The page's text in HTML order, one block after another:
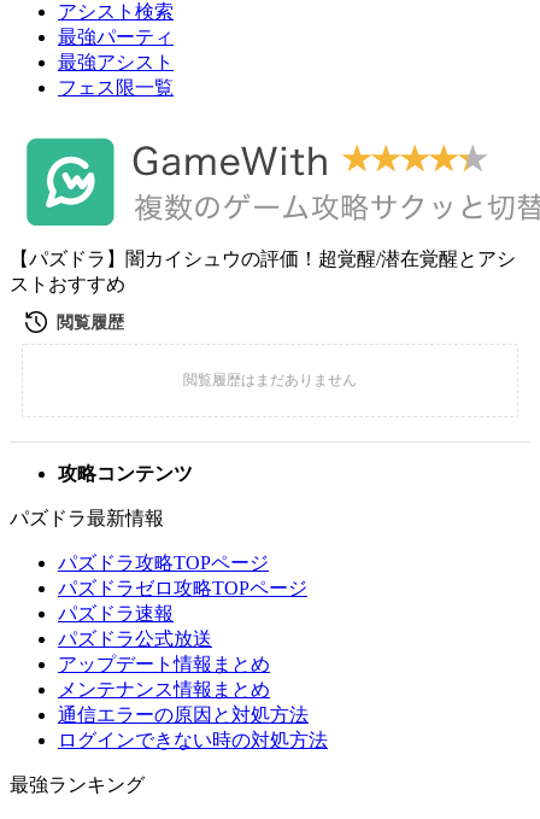
アシスト検索
最強パーティ
最強アシスト
フェス限一覧
【パズドラ】闇カイシュウの評価！超覚醒/潜在覚醒とアシ
ストおすすめ
攻略コンテンツ
パズドラ最新情報
パズドラ攻略TOPページ
パズドラゼロ攻略TOPページ
パズドラ速報
パズドラ公式放送
アップデート情報まとめ
メンテナンス情報まとめ
通信エラーの原因と対処方法
ログインできない時の対処方法
最強ランキング